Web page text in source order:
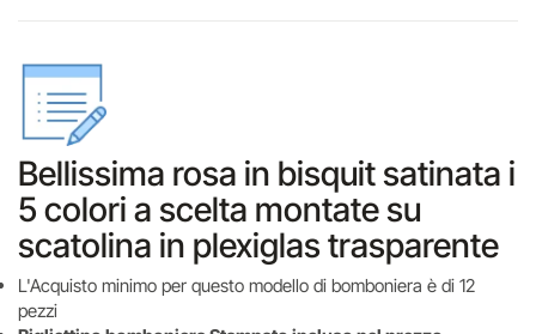
Bellissima rosa in bisquit satinata i
5 colori a scelta montate su
scatolina in plexiglas trasparente
L'Acquisto minimo per questo modello di bomboniera è di 12
pezzi